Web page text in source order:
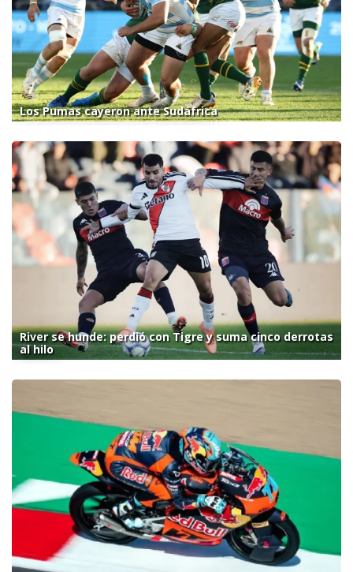
Los Pumas cayeron ante Sudáfrica
River se hunde: perdió con Tigre y suma cinco derrotas
al hilo